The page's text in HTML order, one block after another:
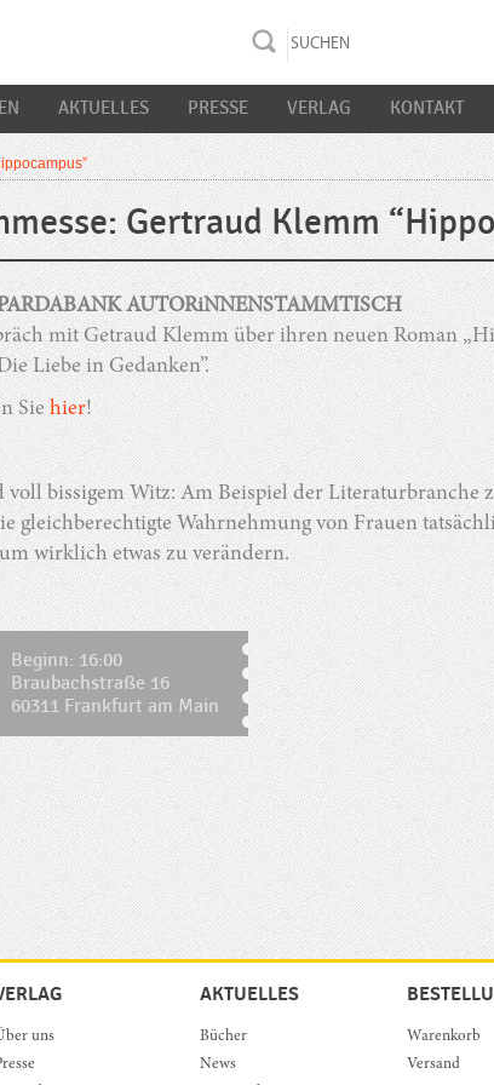
AKTUELLES PRESSE VERLAG KONTAKT
Gertraud Klemm
AUTORiNNENSTAMMTISCH
mit Getraud Klemm über ihren neuen Roman
Liebe in Gedanken”.
Siehier!
voll bissigem Witz: Am Beispiel der Literaturbranche
gleichberechtigte Wahrnehmung von Frauen
wirklich etwas zu verändern.
Beginn: 16:00
Braubachstraße 16
60311 Frankfurt am Main
uns
AKTUELLES
Bücher
News
Warenkorb
Versand